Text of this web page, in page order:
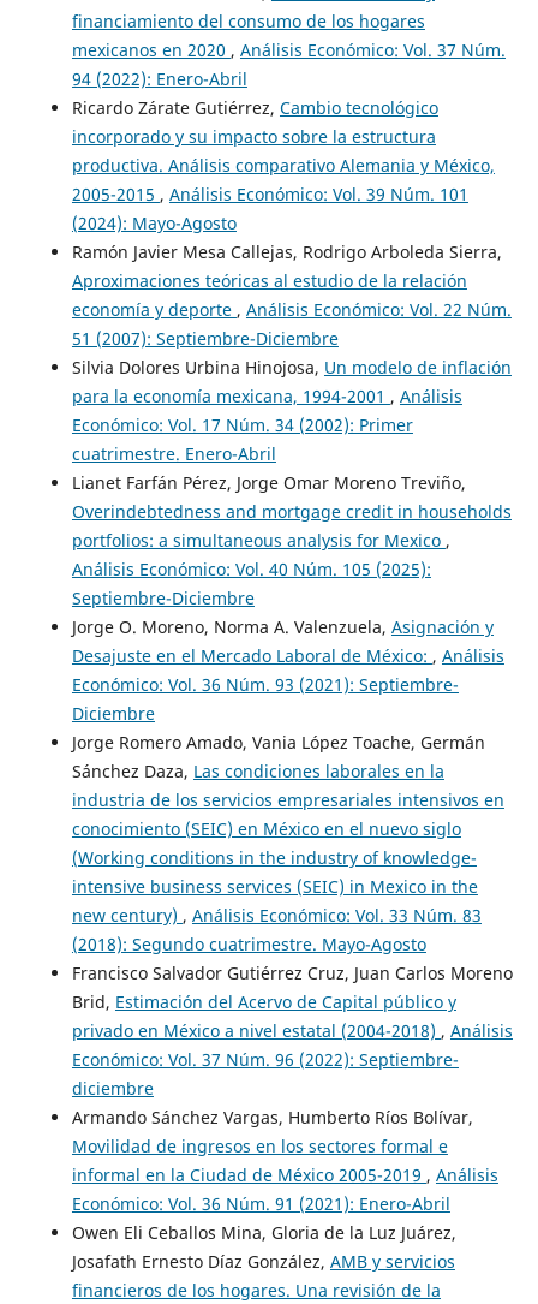
financiamiento del consumo de los hogares
mexicanos en 2020 , Análisis Económico: Vol. 37 Núm.
94 (2022): Enero-Abril
Ricardo Zárate Gutiérrez, Cambio tecnológico
incorporado y su impacto sobre la estructura
productiva. Análisis comparativo Alemania y México,
2005-2015 , Análisis Económico: Vol. 39 Núm. 101
(2024): Mayo-Agosto
Ramón Javier Mesa Callejas, Rodrigo Arboleda Sierra,
Aproximaciones teóricas al estudio de la relación
economía y deporte , Análisis Económico: Vol. 22 Núm.
51 (2007): Septiembre-Diciembre
Silvia Dolores Urbina Hinojosa, Un modelo de inflación
para la economía mexicana, 1994-2001 , Análisis
Económico: Vol. 17 Núm. 34 (2002): Primer
cuatrimestre. Enero-Abril
Lianet Farfán Pérez, Jorge Omar Moreno Treviño,
Overindebtedness and mortgage credit in households
portfolios: a simultaneous analysis for Mexico ,
Análisis Económico: Vol. 40 Núm. 105 (2025):
Septiembre-Diciembre
Jorge O. Moreno, Norma A. Valenzuela, Asignación y
Desajuste en el Mercado Laboral de México: , Análisis
Económico: Vol. 36 Núm. 93 (2021): Septiembre-
Diciembre
Jorge Romero Amado, Vania López Toache, Germán
Sánchez Daza, Las condiciones laborales en la
industria de los servicios empresariales intensivos en
conocimiento (SEIC) en México en el nuevo siglo
(Working conditions in the industry of knowledge-
intensive business services (SEIC) in Mexico in the
new century) , Análisis Económico: Vol. 33 Núm. 83
(2018): Segundo cuatrimestre. Mayo-Agosto
Francisco Salvador Gutiérrez Cruz, Juan Carlos Moreno
Brid, Estimación del Acervo de Capital público y
privado en México a nivel estatal (2004-2018) , Análisis
Económico: Vol. 37 Núm. 96 (2022): Septiembre-
diciembre
Armando Sánchez Vargas, Humberto Ríos Bolívar,
Movilidad de ingresos en los sectores formal e
informal en la Ciudad de México 2005-2019 , Análisis
Económico: Vol. 36 Núm. 91 (2021): Enero-Abril
Owen Eli Ceballos Mina, Gloria de la Luz Juárez,
Josafath Ernesto Díaz González, AMB y servicios
financieros de los hogares. Una revisión de la